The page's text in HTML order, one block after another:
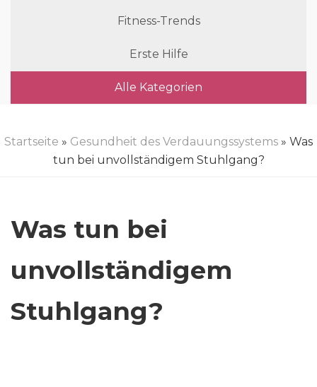
Fitness-Trends
Erste Hilfe
Alle Kategorien
Startseite » Gesundheit des Verdauungssystems » Was
tun bei unvollständigem Stuhlgang?
Was tun bei
unvollständigem
Stuhlgang?